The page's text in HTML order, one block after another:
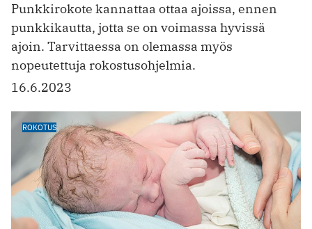
Punkkirokote kannattaa ottaa ajoissa, ennen
punkkikautta, jotta se on voimassa hyvissä
ajoin. Tarvittaessa on olemassa myös
nopeutettuja rokostusohjelmia.
16.6.2023
ROKOTUS